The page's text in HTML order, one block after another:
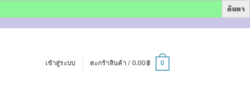
เข้าสู่ระบบ ตะกร้าสินค้า / 0.00฿ 0